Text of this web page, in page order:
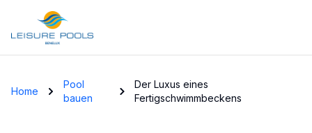
Home
Pool
bauen
Der Luxus eines
Fertigschwimmbeckens